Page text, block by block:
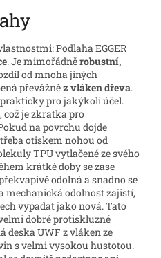
Podlaha EGGER
. Je mimořádněrobustní,
od mnoha jiných
převážněz vláken dřeva.
pro jakýkoli účel.
což je zkratka pro
na povrchu dojde
otiskem nohou od
TPU vytlačené ze svého
krátké doby se zase
odolná a snadno se
mechanická odolnost zajistí,
vypadat jako nová. Tato
dobré protiskluzné
deska UWF z vláken ze
s velmi vysokou hustotou.